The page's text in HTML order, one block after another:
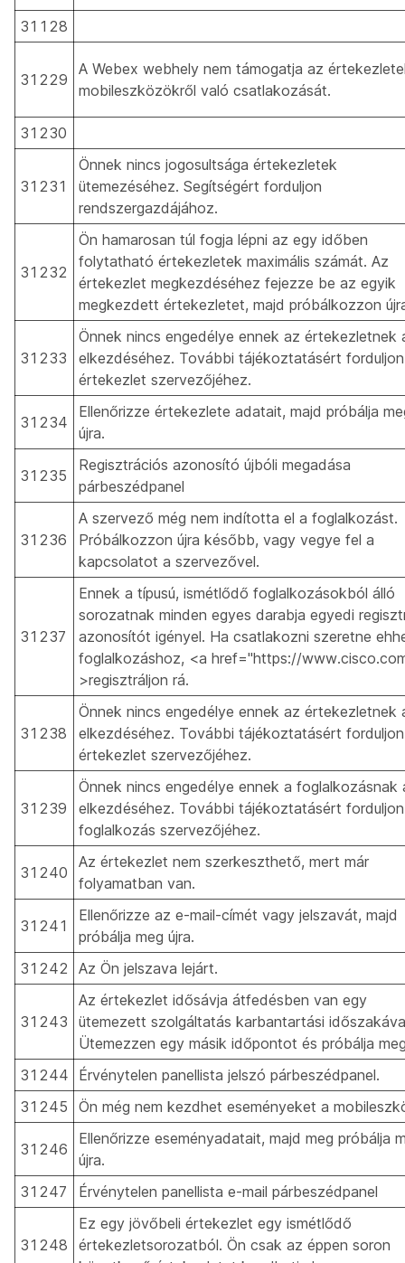
31128
31229
A Webex webhely nem támogatja az
mobileszközökről való csatlakozását.
31230
31231
Önnek nincs jogosultsága értekezletek
ütemezéséhez. Segítségért forduljon
rendszergazdájához.
31232
Ön hamarosan túl fogja lépni az egy időben
folytatható értekezletek maximális számát. Az
értekezlet megkezdéséhez fejezze be az egyik
megkezdett értekezletet, majd próbálkozzon
31233
Önnek nincs engedélye ennek az értekezletnek
elkezdéséhez. További tájékoztatásért
értekezlet szervezőjéhez.
31234
Ellenőrizze értekezlete adatait, majd próbálja
újra.
31235
Regisztrációs azonosító újbóli megadása
párbeszédpanel
31236
A szervező még nem indította el a foglalkozást.
Próbálkozzon újra később, vagy vegye fel a
kapcsolatot a szervezővel.
31237
Ennek a típusú, ismétlődő foglalkozásokból álló
sorozatnak minden egyes darabja egyedi
azonosítót igényel. Ha csatlakozni szeretne
foglalkozáshoz, <a href="https://
>regisztráljon rá.
31238
Önnek nincs engedélye ennek az értekezletnek
elkezdéséhez. További tájékoztatásért
értekezlet szervezőjéhez.
31239
Önnek nincs engedélye ennek a foglalkozásnak
elkezdéséhez. További tájékoztatásért
foglalkozás szervezőjéhez.
31240
Az értekezlet nem szerkeszthető, mert már
folyamatban van.
31241
Ellenőrizze az e-mail-címét vagy jelszavát, majd
próbálja meg újra.
31242
Az Ön jelszava lejárt.
31243
Az értekezlet idősávja átfedésben van egy
ütemezett szolgáltatás karbantartási
Ütemezzen egy másik időpontot és próbálja
31244
Érvénytelen panellista jelszó párbeszédpanel.
31245
Ön még nem kezdhet eseményeket a
31246
Ellenőrizze eseményadatait, majd meg próbálja
újra.
31247
Érvénytelen panellista e-mail párbeszédpanel
31248
Ez egy jövőbeli értekezlet egy ismétlődő
értekezletsorozatból. Ön csak az éppen soron